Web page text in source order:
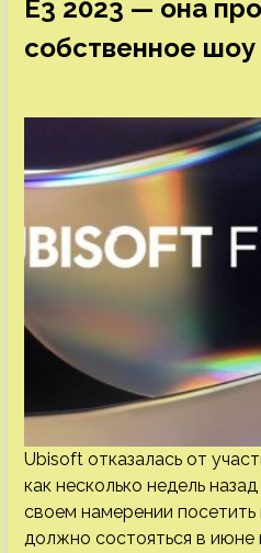
E3 2023 — она
собственное шоу
Ubisoft отказалась от
как несколько недель
своем намерении
должно состояться в